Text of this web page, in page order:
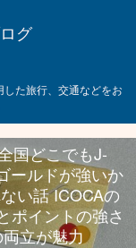
グ
た旅行、交通などをお
国どこでもJ-
ールドが強いか
い話 ICOCAの
ポイントの強さ
立が魅力